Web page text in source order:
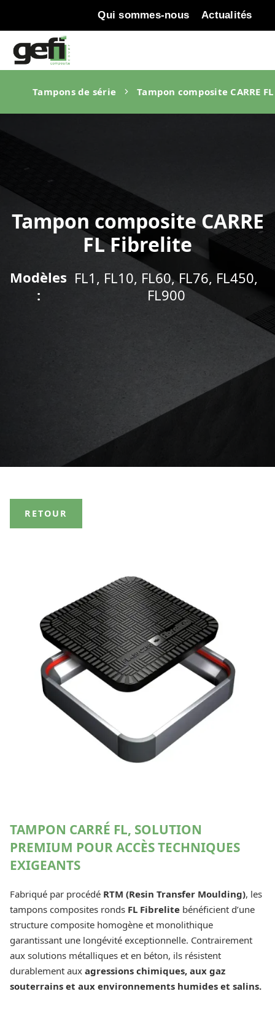
Tampon composite CARRE
FL Fibrelite
Modèles
:
FL1, FL10, FL60, FL76, FL450,
FL900
Qui sommes-nous Actualités
Tampons de série Tampon composite CARRE
RETOUR
TAMPON CARRÉ FL, SOLUTION
PREMIUM POUR ACCÈS TECHNIQUES
EXIGEANTS
Fabriqué par procédé RTM (Resin Transfer Moulding), les
tampons composites ronds FL Fibrelite bénéficient d’une
structure composite homogène et monolithique
garantissant une longévité exceptionnelle. Contrairement
aux solutions métalliques et en béton, ils résistent
durablement aux agressions chimiques, aux gaz
souterrains et aux environnements humides et salins.